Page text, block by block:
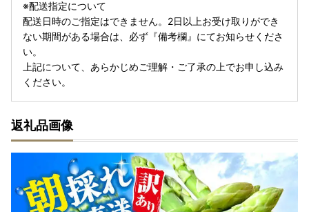
※配送指定について
配送日時のご指定はできません。2日以上お受け取りができ
ない期間がある場合は、必ず『備考欄』にてお知らせくださ
い。
上記について、あらかじめご理解・ご了承の上でお申し込み
ください。
返礼品画像